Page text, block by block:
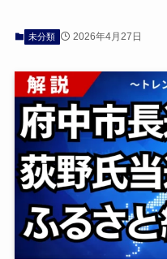
未分類 2026年4月27日